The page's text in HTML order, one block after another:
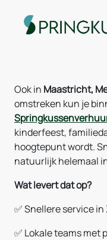
Ook in Maastricht,
omstreken kun je
kinderfeest,
hoogtepunt wordt.
natuurlijk helemaal
Wat levert dat op?
✅ Snellere service
✅ Lokale teams